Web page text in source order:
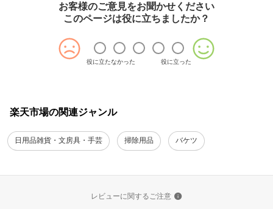
お客様のご意見をお聞かせください
このページは役に立ちましたか？
役に立たなかった 役に立った
楽天市場の関連ジャンル
日用品雑貨・文房具・手芸 掃除用品 バケツ
レビューに関するご注意